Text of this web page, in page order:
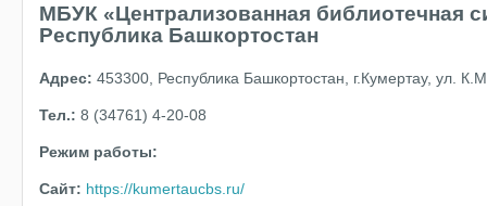
МБУК «Централизованная библиотечная
Республика Башкортостан
Адрес: 453300, Республика Башкортостан, г.Кумертау, ул.
Тел.: 8 (34761) 4-20-08
Режим работы:
Сайт: https://kumertaucbs.ru/